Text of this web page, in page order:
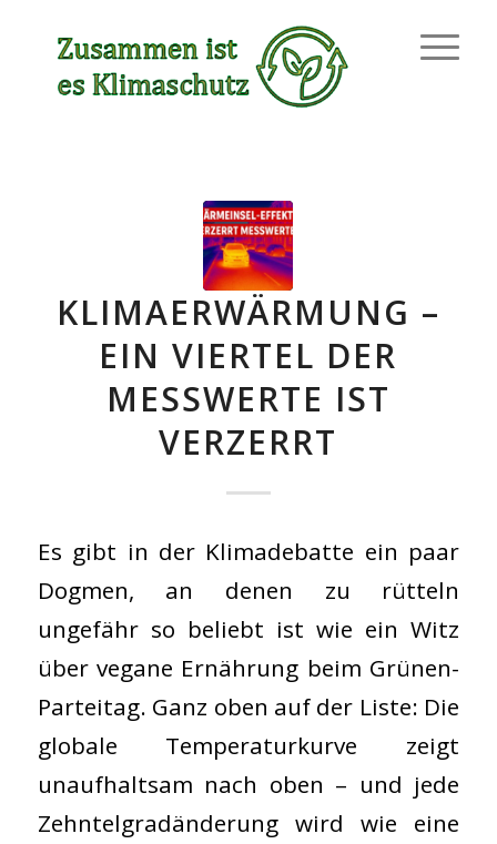
KLIMAERWÄRMUNG –
EIN VIERTEL DER
MESSWERTE IST
VERZERRT
Es gibt in der Klimadebatte ein paar
Dogmen, an denen zu rütteln
ungefähr so beliebt ist wie ein Witz
über vegane Ernährung beim Grünen-
Parteitag. Ganz oben auf der Liste: Die
globale Temperaturkurve zeigt
unaufhaltsam nach oben – und jede
Zehntelgradänderung wird wie eine